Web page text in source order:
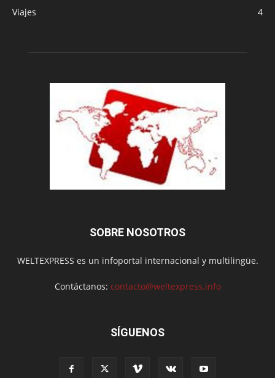
Viajes
4
SOBRE NOSOTROS
WELTEXPRESS es un infoportal internacional y multilingüe.
Contáctanos: contacto@weltexpress.info
SÍGUENOS